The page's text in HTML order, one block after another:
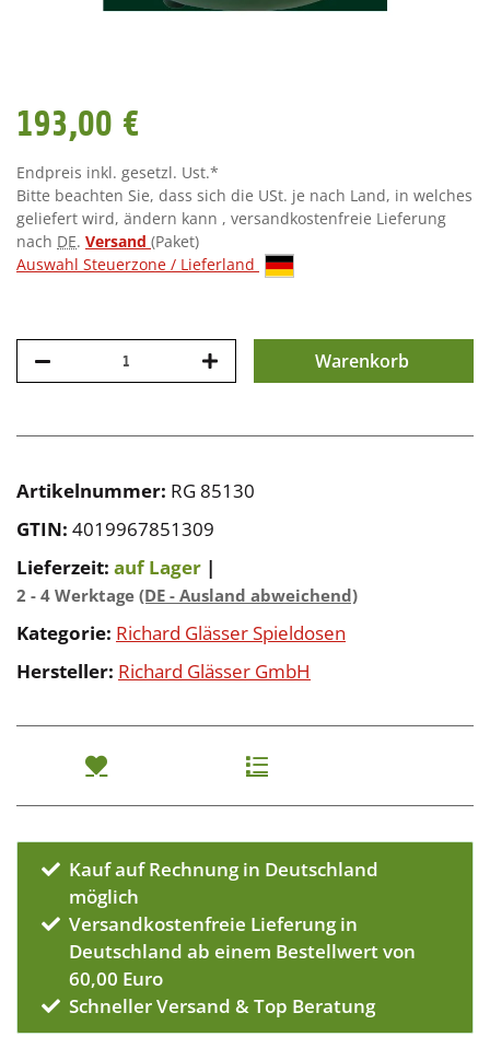
193,00 €
Endpreis inkl. gesetzl. Ust.*
Bitte beachten Sie, dass sich die USt. je nach Land, in welches
geliefert wird, ändern kann , versandkostenfreie Lieferung
nach DE. Versand (Paket)
Auswahl Steuerzone / Lieferland
Warenkorb
Artikelnummer: RG 85130
GTIN: 4019967851309
Lieferzeit: auf Lager |
2 - 4 Werktage (DE - Ausland abweichend)
Kategorie: Richard Glässer Spieldosen
Hersteller: Richard Glässer GmbH
Kauf auf Rechnung in Deutschland
möglich
Versandkostenfreie Lieferung in
Deutschland ab einem Bestellwert von
60,00 Euro
Schneller Versand & Top Beratung